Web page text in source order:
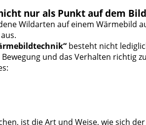
nur als Punkt auf dem
Wildarten auf einem Wärmebild
besteht nicht
und das Verhalten richtig
ist die Art und Weise, wie sich